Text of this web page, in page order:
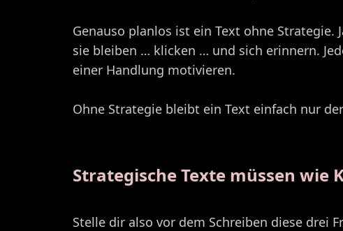
Genauso planlos ist ein Text ohne Strategie.
sie bleiben … klicken … und sich erinnern.
einer Handlung motivieren.
Ohne Strategie bleibt ein Text einfach nur
Strategische Texte müssen wie
Stelle dir also vor dem Schreiben diese drei